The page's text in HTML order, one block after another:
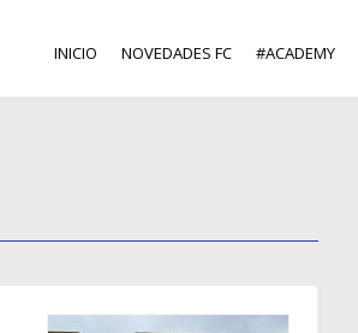
INICIO NOVEDADES FC #ACADEMY